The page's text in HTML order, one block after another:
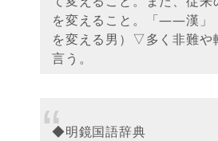
を変えること。「――漢」
を変える男）▽多く非難や
言う。
◆明鏡国語辞典